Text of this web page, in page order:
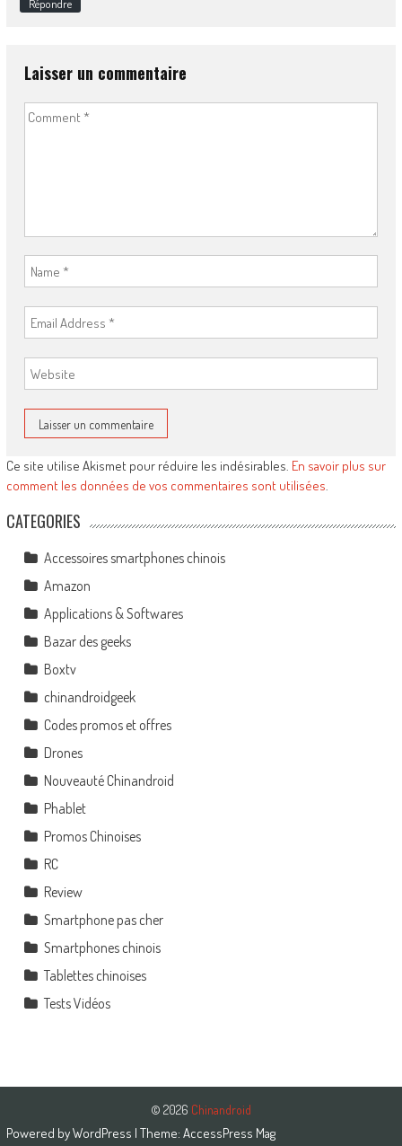
Répondre
Laisser un commentaire
Ce site utilise Akismet pour réduire les indésirables. En savoir plus sur
comment les données de vos commentaires sont utilisées.
CATEGORIES
Accessoires smartphones chinois
Amazon
Applications & Softwares
Bazar des geeks
Boxtv
chinandroidgeek
Codes promos et offres
Drones
Nouveauté Chinandroid
Phablet
Promos Chinoises
RC
Review
Smartphone pas cher
Smartphones chinois
Tablettes chinoises
Tests Vidéos
© 2026 Chinandroid
Powered byWordPress | Theme: AccessPress Mag